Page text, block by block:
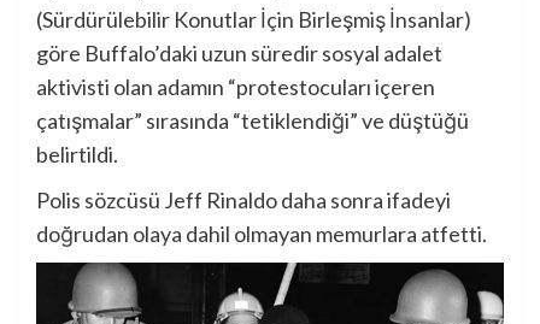
(Sürdürülebilir Konutlar İçin Birleşmiş İnsanlar)
göre Buffalo’daki uzun süredir sosyal adalet
aktivisti olan adamın “protestocuları içeren
çatışmalar” sırasında “tetiklendiği” ve düştüğü
belirtildi.
Polis sözcüsü Jeff Rinaldo daha sonra ifadeyi
doğrudan olaya dahil olmayan memurlara atfetti.